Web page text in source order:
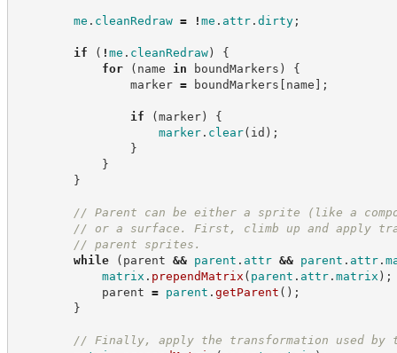
me . cleanRedraw = ! me . attr. dirty;
if ( ! me . cleanRedraw)
{
for
( name in boundMarkers )
{
marker = boundMarkers [ name ] ;
if (marker)
{
marker. clear( id ) ;
}
}
}
// Parent can be either a sprite (like a
// or a surface. First, climb up and apply
// parent sprites.
while
( parent && parent . attr && parent . attr.
matrix . prependMatrix ( parent . attr. matrix ) ;
parent = parent . getParent ( ) ;
}
// Finally, apply the transformation used by